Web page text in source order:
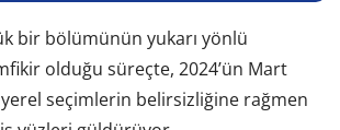
bir bölümünün yukarı yönlü
olduğu süreçte, 2024’ün Mart
yerel seçimlerin belirsizliğine rağmen